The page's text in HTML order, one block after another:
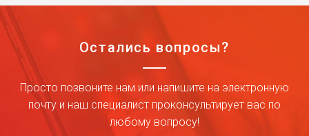
Остались вопросы?
Просто позвоните нам или напишите на электронную
почту и наш специалист проконсультирует вас по
любому вопросу!